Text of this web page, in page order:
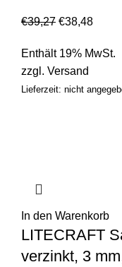
€39,27 €38,48
Enthält 19% MwSt.
zzgl. Versand
Lieferzeit: nicht
In den Warenkorb
LITECRAFT
verzinkt, 3